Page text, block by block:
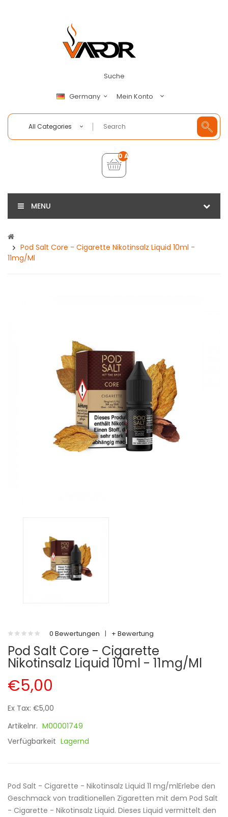
Suche
Germany Mein Konto
All Categories
0 Artikel - €0,00
MENU
Pod Salt Core - Cigarette Nikotinsalz Liquid 10ml -
11mg/ml
0 Bewertungen | + Bewertung
Pod Salt Core - Cigarette
Nikotinsalz Liquid 10ml - 11mg/ml
€5,00
Ex Tax: €5,00
Artikelnr. M00001749
Verfügbarkeit Lagernd
Pod Salt - Cigarette - Nikotinsalz Liquid 11 mg/mlErlebe den
Geschmack von traditionellen Zigaretten mit dem Pod Salt
- Cigarette - Nikotinsalz Liquid. Dieses Liquid vermittelt den